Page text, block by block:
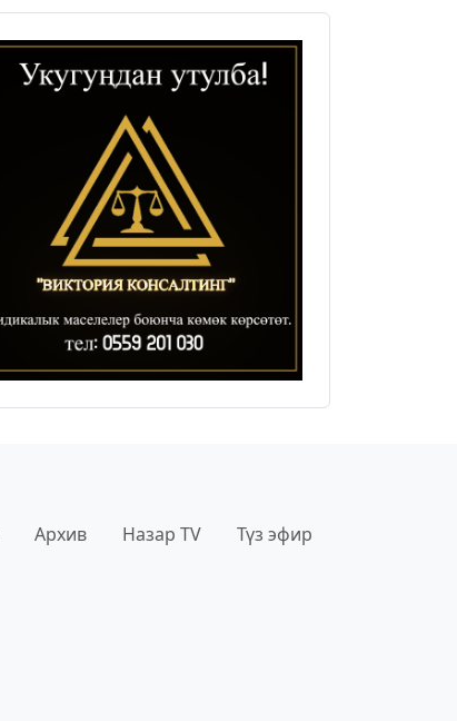
Архив Назар TV Түз эфир